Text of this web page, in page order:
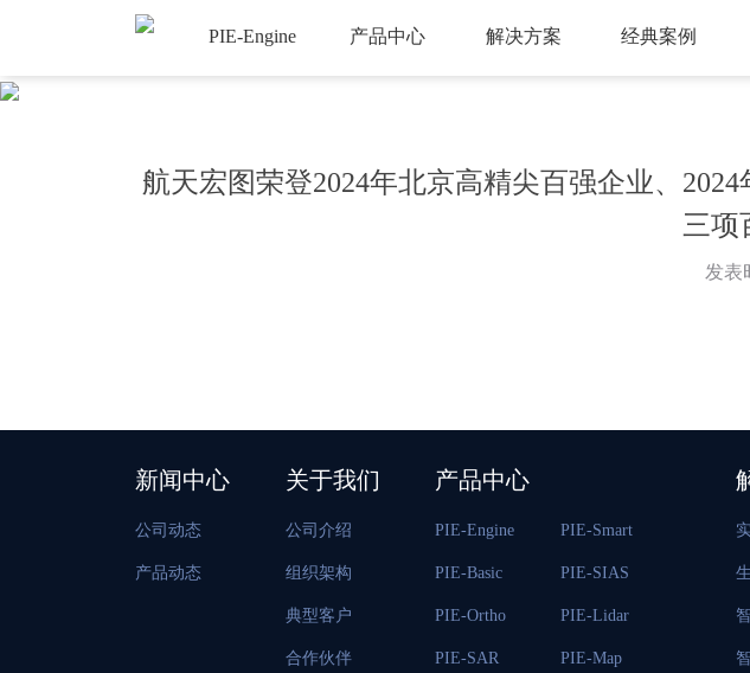
PIE-Engine 产品中心 解决方案 经典案例
航天宏图荣登2024年北京高精尖百强企业、
三项
发表
新闻中心
公司动态
产品动态
关于我们
公司介绍
组织架构
典型客户
合作伙伴
产品中心
PIE-Engine
PIE-Basic
PIE-Ortho
PIE-SAR
PIE-Smart
PIE-SIAS
PIE-Lidar
PIE-Map